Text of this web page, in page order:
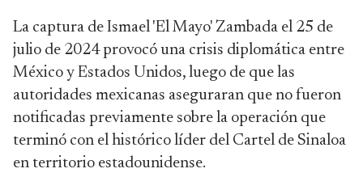
La captura de Ismael 'El Mayo' Zambada el 25 de
julio de 2024 provocó una crisis diplomática entre
México y Estados Unidos, luego de que las
autoridades mexicanas aseguraran que no fueron
notificadas previamente sobre la operación que
terminó con el histórico líder del Cartel de Sinaloa
en territorio estadounidense.